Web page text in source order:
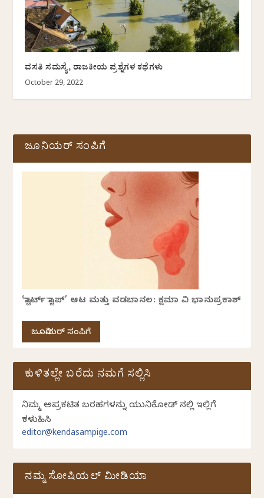
ವಸತಿ ಸಮಸ್ಯೆ, ರಾಜಕೀಯ ಪ್ರಶ್ನೆಗಳ ಕಥೆಗಳು
October 29, 2022
ಜೂನಿಯರ್ ಸಂಪಿಗೆ
‘ಸ್ಟಾರ್ಟ್ ಸ್ಟಾಪ್’ ಆಟ ಮತ್ತು ವಡಬಾನಲ: ಕ್ಷಮಾ ವಿ ಭಾನುಪ್ರಕಾಶ್
ಜೂನಿಯರ್ ಸಂಪಿಗೆ
ಕುಳಿತಲ್ಲೇ ಬರೆದು ನಮಗೆ ಸಲ್ಲಿಸಿ
ನಿಮ್ಮ ಅಪ್ರಕಟಿತ ಬರಹಗಳನ್ನು ಯುನಿಕೋಡ್ ನಲ್ಲಿ ಇಲ್ಲಿಗೆ
ಕಳುಹಿಸಿ
editor@kendasampige.com
ನಮ್ಮ ಸೋಷಿಯಲ್‌ ಮೀಡಿಯಾ